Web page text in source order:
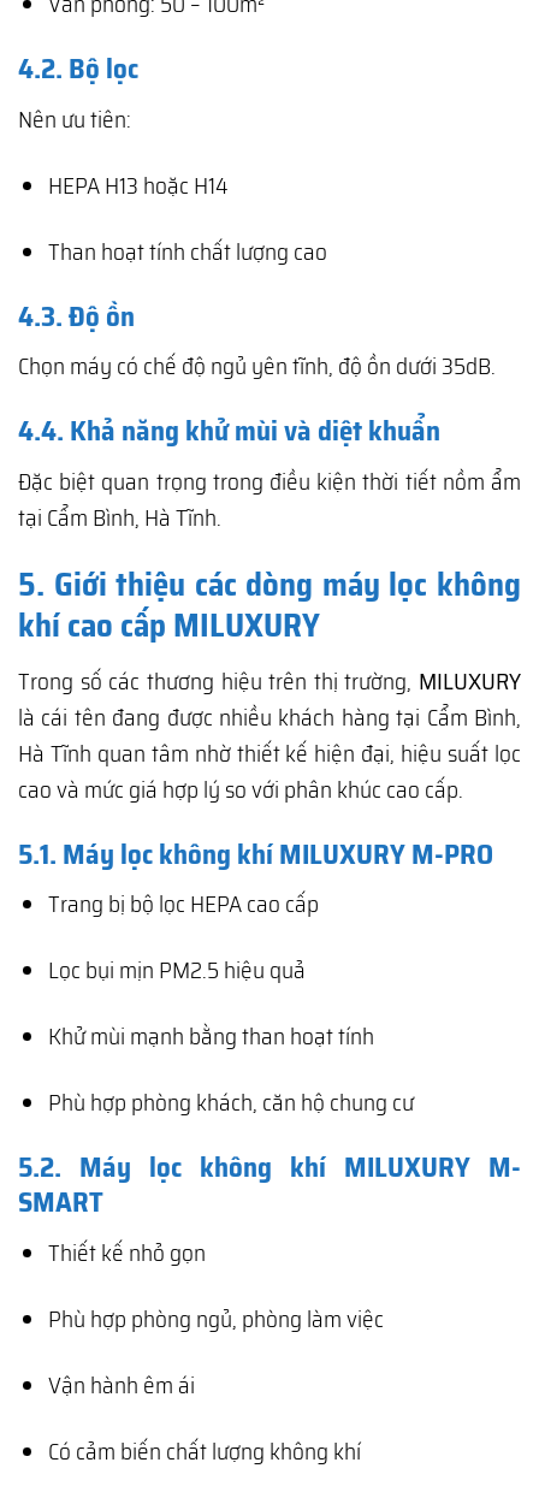
4.2. Bộ lọc
Nên ưu tiên:
HEPA H13 hoặc H14
Than hoạt tính chất lượng cao
4.3. Độ ồn
Chọn máy có chế độ ngủ yên tĩnh, độ ồn dưới 35dB.
4.4. Khả năng khử mùi và diệt khuẩn
Đặc biệt quan trọng trong điều kiện thời tiết nồm ẩm
tại Cẩm Bình, Hà Tĩnh.
5. Giới thiệu các dòng máy lọc không
khí cao cấp MILUXURY
Trong số các thương hiệu trên thị trường, MILUXURY
là cái tên đang được nhiều khách hàng tại Cẩm Bình,
Hà Tĩnh quan tâm nhờ thiết kế hiện đại, hiệu suất lọc
cao và mức giá hợp lý so với phân khúc cao cấp.
5.1. Máy lọc không khí MILUXURY M-PRO
Trang bị bộ lọc HEPA cao cấp
Lọc bụi mịn PM2.5 hiệu quả
Khử mùi mạnh bằng than hoạt tính
Phù hợp phòng khách, căn hộ chung cư
5.2. Máy lọc không khí MILUXURY M-
SMART
Thiết kế nhỏ gọn
Phù hợp phòng ngủ, phòng làm việc
Vận hành êm ái
Có cảm biến chất lượng không khí